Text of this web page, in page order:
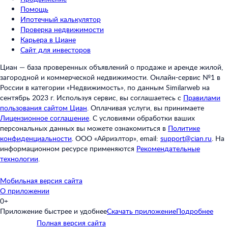
Помощь
Ипотечный калькулятор
Проверка недвижимости
Карьера в Циане
Сайт для инвесторов
Циан — база проверенных объявлений о продаже и аренде жилой,
загородной и коммерческой недвижимости. Онлайн-сервис №1 в
России в категории «Недвижимость», по данным Similarweb на
сентябрь 2023 г. Используя сервис, вы соглашаетесь с Правилами
пользования сайтом Циан. Оплачивая услуги, вы принимаете
Лицензионное соглашение. С условиями обработки ваших
персональных данных вы можете ознакомиться в Политике
конфиденциальности. ООО «Айриэлтор», email: support@cian.ru. На
информационном ресурсе применяются Рекомендательные
технологии.
Мобильная версия сайта
О приложении
0+
Приложение быстрее и удобнееСкачать приложениеПодробнее
Полная версия сайта